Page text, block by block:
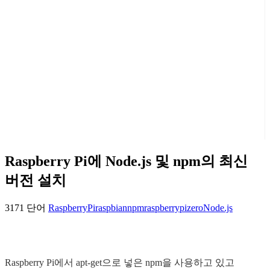
Raspberry Pi에 Node.js 및 npm의 최신
버전 설치
3171 단어 RaspberryPiraspbiannpmraspberrypizeroNode.js
Raspberry Pi에서 apt-get으로 넣은 npm을 사용하고 있고